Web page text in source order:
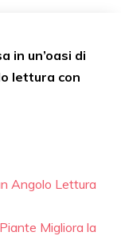
in un’oasi di
lettura con
Angolo Lettura
Migliora la